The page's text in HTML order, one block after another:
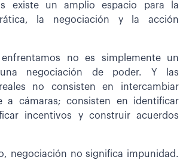
existe un amplio espacio para la
la negociación y la acción
no es simplemente un
negociación de poder. Y las
no consisten en intercambiar
a cámaras; consisten en identificar
incentivos y construir acuerdos
negociación no significa impunidad.